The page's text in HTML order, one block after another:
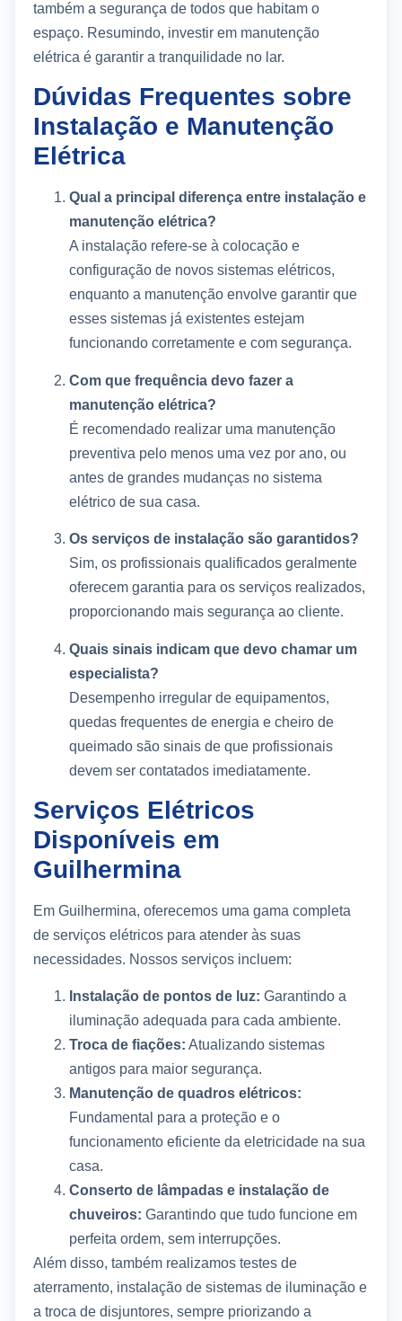
também a segurança de todos que habitam o
espaço. Resumindo, investir em manutenção
elétrica é garantir a tranquilidade no lar.
Dúvidas Frequentes sobre
Instalação e Manutenção
Elétrica
Qual a principal diferença entre instalação e
manutenção elétrica?
A instalação refere-se à colocação e
configuração de novos sistemas elétricos,
enquanto a manutenção envolve garantir que
esses sistemas já existentes estejam
funcionando corretamente e com segurança.
Com que frequência devo fazer a
manutenção elétrica?
É recomendado realizar uma manutenção
preventiva pelo menos uma vez por ano, ou
antes de grandes mudanças no sistema
elétrico de sua casa.
Os serviços de instalação são garantidos?
Sim, os profissionais qualificados geralmente
oferecem garantia para os serviços realizados,
proporcionando mais segurança ao cliente.
Quais sinais indicam que devo chamar um
especialista?
Desempenho irregular de equipamentos,
quedas frequentes de energia e cheiro de
queimado são sinais de que profissionais
devem ser contatados imediatamente.
Serviços Elétricos
Disponíveis em
Guilhermina
Em Guilhermina, oferecemos uma gama completa
de serviços elétricos para atender às suas
necessidades. Nossos serviços incluem:
Instalação de pontos de luz: Garantindo a
iluminação adequada para cada ambiente.
Troca de fiações: Atualizando sistemas
antigos para maior segurança.
Manutenção de quadros elétricos:
Fundamental para a proteção e o
funcionamento eficiente da eletricidade na sua
casa.
Conserto de lâmpadas e instalação de
chuveiros: Garantindo que tudo funcione em
perfeita ordem, sem interrupções.
Além disso, também realizamos testes de
aterramento, instalação de sistemas de iluminação e
a troca de disjuntores, sempre priorizando a